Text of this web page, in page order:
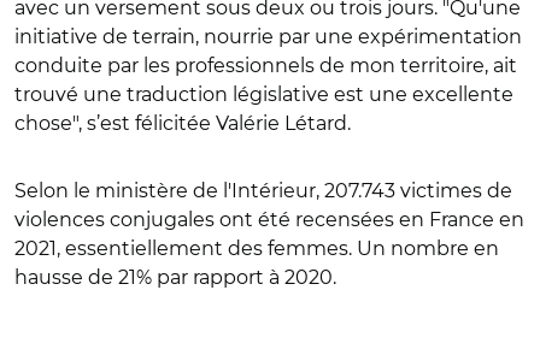
avec un versement sous deux ou trois jours. "Qu'une
initiative de terrain, nourrie par une expérimentation
conduite par les professionnels de mon territoire, ait
trouvé une traduction législative est une excellente
chose", s’est félicitée Valérie Létard.
Selon le ministère de l'Intérieur, 207.743 victimes de
violences conjugales ont été recensées en France en
2021, essentiellement des femmes. Un nombre en
hausse de 21% par rapport à 2020.